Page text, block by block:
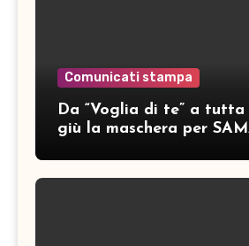
Comunicati stampa
Da “Voglia di te” a
giù la maschera per